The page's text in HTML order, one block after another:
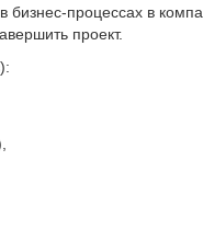
бизнес-процессах в
проект.